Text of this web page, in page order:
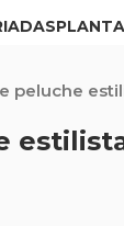
peluche